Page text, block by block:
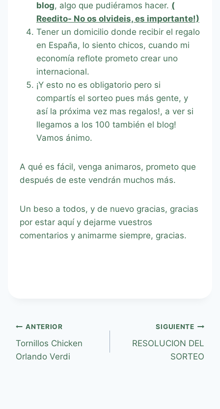
blog, algo que pudiéramos hacer. (
Reedito- No os olvideis, es importante!)
Tener un domicilio donde recibir el regalo
en España, lo siento chicos, cuando mi
economía reflote prometo crear uno
internacional.
¡Y esto no es obligatorio pero si
compartís el sorteo pues más gente, y
así la próxima vez mas regalos!, a ver si
llegamos a los 100 también el blog!
Vamos ánimo.
A qué es fácil, venga animaros, prometo que
después de este vendrán muchos más.
Un beso a todos, y de nuevo gracias, gracias
por estar aquí y dejarme vuestros
comentarios y animarme siempre, gracias.
ANTERIOR
Tornillos Chicken
Orlando Verdi
SIGUIENTE
RESOLUCION DEL
SORTEO